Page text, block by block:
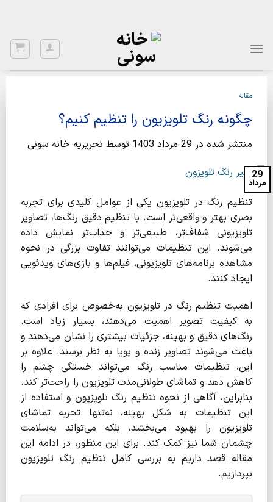
مقاله
چگونه رنگ تلویزیون را تنظیم کنیم؟
منتشر شده در 29 مرداد 1403 توسط تحریریه خانه سونی
29
مرداد
تنظیم رنگ در تلویزیون یکی از عوامل کلیدی برای تجربه
بصری بهتر و واقعی‌تر است. با تنظیم دقیق رنگ‌ها، تصاویر
تلویزیونی شفاف‌تر، طبیعی‌تر و جذاب‌تر نمایش داده
می‌شوند. این تنظیمات می‌توانند تفاوت بزرگی در نحوه
مشاهده برنامه‌های تلویزیونی، فیلم‌ها و بازی‌های ویدئویی
ایجاد کنند.
اهمیت تنظیم رنگ در تلویزیون به‌خصوص برای افرادی که
به کیفیت تصویر اهمیت می‌دهند، بسیار زیاد است.
رنگ‌های دقیق و بهینه، جزئیات بیشتری را نشان می‌دهند و
باعث می‌شوند تصاویر زنده و پویا به نظر برسند. علاوه بر
این، تنظیمات مناسب رنگ می‌تواند خستگی چشم را
کاهش دهد و تماشای طولانی‌مدت تلویزیون را راحت‌تر کند.
بنابراین، آگاهی از نحوه تنظیم رنگ تلویزیون و استفاده از
این تنظیمات به شکل بهینه، نه‌تنها تجربه تماشای
تلویزیون را بهبود می‌بخشد، بلکه می‌تواند به‌سلامت
چشمان شما نیز کمک کند. برای این منظور، در ادامه این
مقاله قصد داریم به بررسی کامل تنظیم رنگ تلویزیون
بپردازیم.